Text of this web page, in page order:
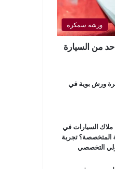
ورشة سمكرة
من السيارة
ورش بوية في
ملاك السيارات في
المتخصصة؟ تجربة
التخصصي